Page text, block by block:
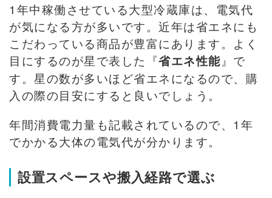
1年中稼働させている大型冷蔵庫は、電気代
が気になる方が多いです。近年は省エネにも
こだわっている商品が豊富にあります。よく
目にするのが星で表した『省エネ性能』で
す。星の数が多いほど省エネになるので、購
入の際の目安にすると良いでしょう。
年間消費電力量も記載されているので、1年
でかかる大体の電気代が分かります。
設置スペースや搬入経路で選ぶ